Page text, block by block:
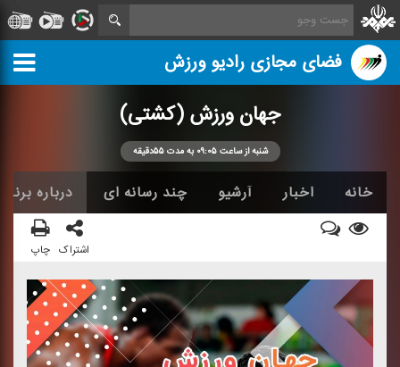
فضای مجازی رادیو ورزش
جهان ورزش (كشتی)
شنبه از ساعت ۰۹:۰۵ به مدت ۵۵دقیقه
خانه اخبار آرشیو چند رسانه ای درباره
اشتراک چاپ